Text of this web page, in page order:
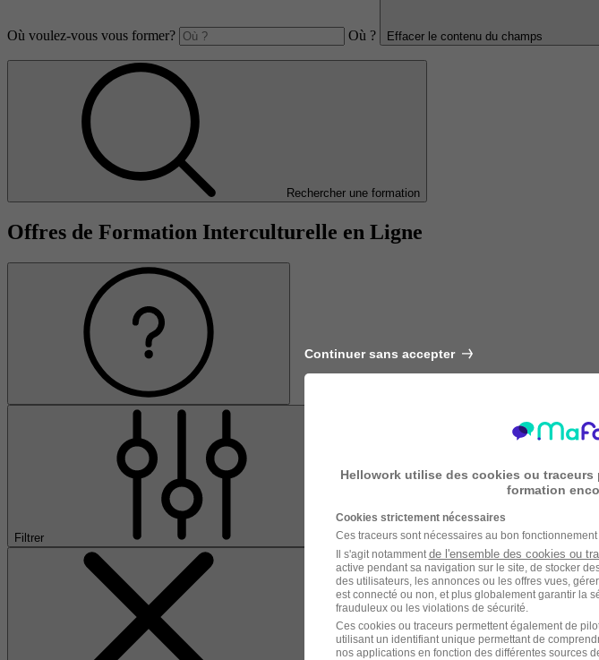
Où voulez-vous vous former? Où ? Effacer le contenu du champs
Rechercher une formation
Offres de Formation Interculturelle en Ligne
Filtrer
Continuer sans accepter
Hellowork utilise des cookies ou traceurs
formation
Cookies strictement nécessaires
Ces traceurs sont nécessaires au bon
Il s'agit notamment de l'ensemble des cookies ou
active pendant sa navigation sur le site, de stocker
des utilisateurs, les annonces ou les offres vues,
est connecté ou non, et plus globalement garantir la
frauduleux ou les violations de sécurité.
Ces cookies ou traceurs permettent également de
utilisant un identifiant unique permettant de
nos applications en fonction des différentes sources